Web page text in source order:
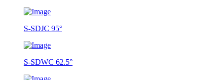
S-SDJC 95°
S-SDWC 62.5°